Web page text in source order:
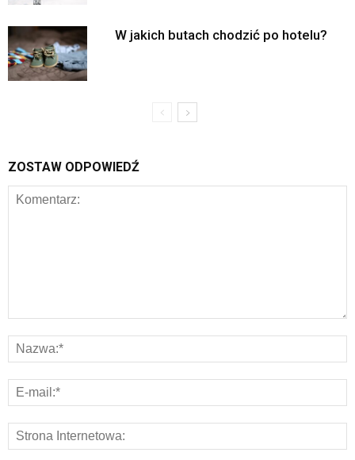
W jakich butach chodzić po hotelu?
ZOSTAW ODPOWIEDŹ